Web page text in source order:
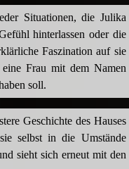
Situationen, die Julika
hinterlassen oder die
Faszination auf sie
Frau mit dem Namen
soll.
Geschichte des Hauses
selbst in die Umstände
sieht sich erneut mit den